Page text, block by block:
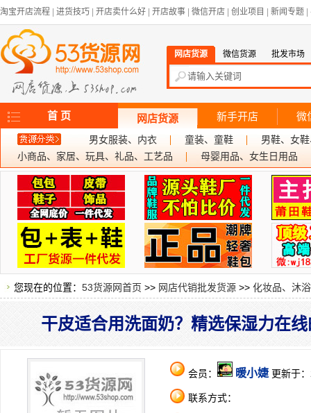
淘宝开店流程 进货技巧 开店卖什么好 开店故事 微信开店 创业项目 新闻专题
网店货源 微信货源 批发市场
首 页 网店货源 新手开店 微
男女服装、内衣 童装、童鞋
男鞋、女
小商品、家居、玩具、礼品、工艺品
母婴用品、女生日用品
您现在的位置： 53货源网首页 >> 网店代销批发货源 >> 化妆品、沐
干皮适合用洗面奶？精选保湿力在
会员： 暖小婕 更新于
联系方式：